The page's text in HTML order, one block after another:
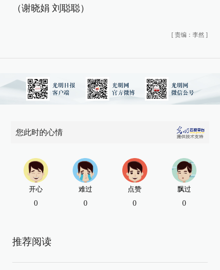
（谢晓娟 刘聪聪）
[ 责编：李然 ]
您此时的心情
开心
0
难过
0
点赞
0
飘过
0
推荐阅读